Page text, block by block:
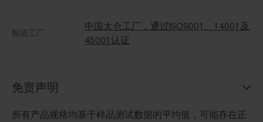
制造工厂
中国太仓工厂，通过ISO9001、14001及
45001认证
免责声明
所有产品规格均基于样品测试数据的平均值，可能存在正